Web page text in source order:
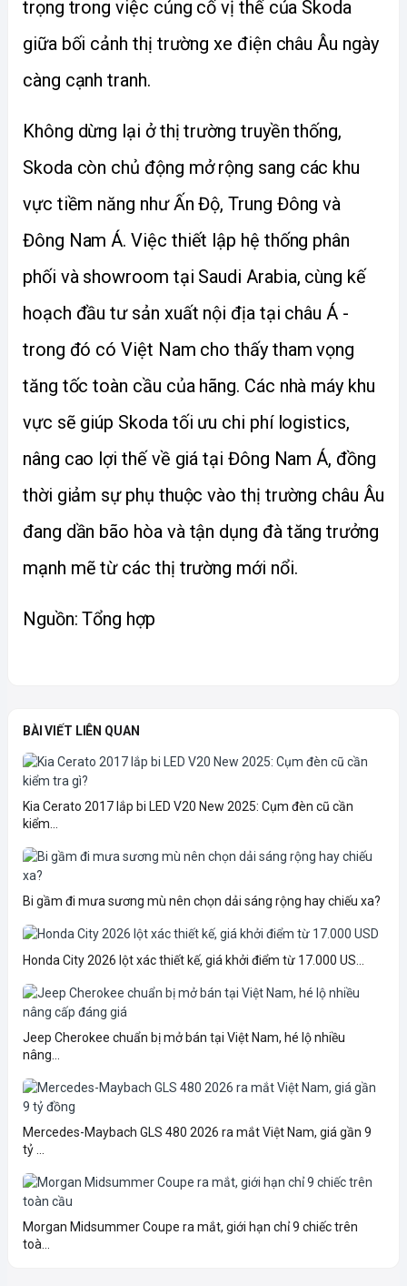
trọng trong việc củng cố vị thế của Skoda
giữa bối cảnh thị trường xe điện châu Âu ngày
càng cạnh tranh.
Không dừng lại ở thị trường truyền thống,
Skoda còn chủ động mở rộng sang các khu
vực tiềm năng như Ấn Độ, Trung Đông và
Đông Nam Á. Việc thiết lập hệ thống phân
phối và showroom tại Saudi Arabia, cùng kế
hoạch đầu tư sản xuất nội địa tại châu Á -
trong đó có Việt Nam cho thấy tham vọng
tăng tốc toàn cầu của hãng. Các nhà máy khu
vực sẽ giúp Skoda tối ưu chi phí logistics,
nâng cao lợi thế về giá tại Đông Nam Á, đồng
thời giảm sự phụ thuộc vào thị trường châu Âu
đang dần bão hòa và tận dụng đà tăng trưởng
mạnh mẽ từ các thị trường mới nổi.
Nguồn: Tổng hợp
BÀI VIẾT LIÊN QUAN
Kia Cerato 2017 lắp bi LED V20 New 2025: Cụm đèn cũ cần
kiểm...
Bi gầm đi mưa sương mù nên chọn dải sáng rộng hay chiếu xa?
Honda City 2026 lột xác thiết kế, giá khởi điểm từ 17.000 US...
Jeep Cherokee chuẩn bị mở bán tại Việt Nam, hé lộ nhiều
nâng...
Mercedes-Maybach GLS 480 2026 ra mắt Việt Nam, giá gần 9
tỷ ...
Morgan Midsummer Coupe ra mắt, giới hạn chỉ 9 chiếc trên
toà...